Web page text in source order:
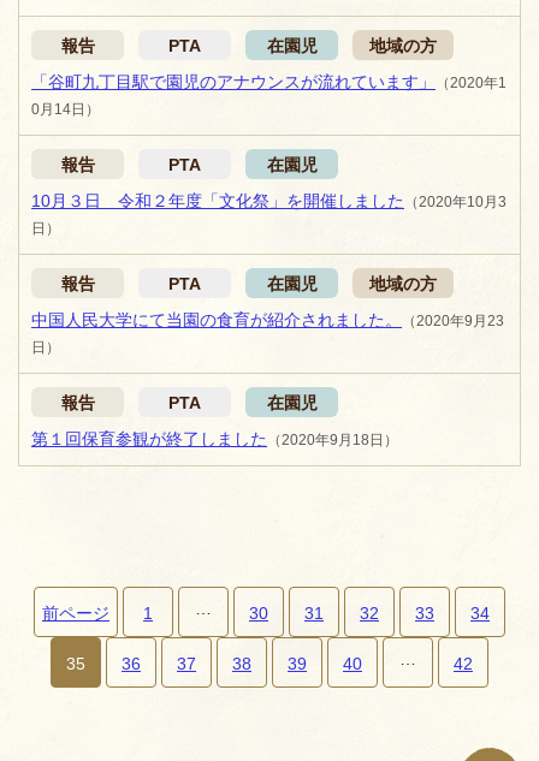
報告 PTA 在園児
地域の方
「谷町九丁目駅で園児のアナウンスが流れています」
（2020年1
0月14日）
報告 PTA
在園児
10月３日 令和２年度「文化祭」を開催しました
（2020年10月3
日）
報告 PTA 在園児
地域の方
中国人民大学にて当園の食育が紹介されました。
（2020年9月23
日）
報告 PTA
在園児
第１回保育参観が終了しました
（2020年9月18日）
前ページ 1 30 31 32 33 34
35 36 37 38 39 40 42